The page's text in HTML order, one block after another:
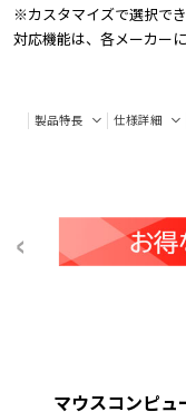
※カスタマイズで選択で
対応機能は、各メーカー
製品特長 仕様詳細
マウスコンピュ